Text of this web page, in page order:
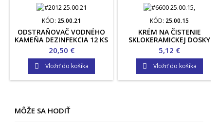
KÓD: 25.00.21
ODSTRAŇOVAČ VODNÉHO
KAMEŇA DEZINFEKCIA 12 KS
Cena
20,50 €
 Vložiť do košíka
KÓD: 25.00.15
KRÉM NA ČISTENIE
SKLOKERAMICKEJ DOSKY
Cena
5,12 €
 Vložiť do košíka
MÔŽE SA HODIŤ